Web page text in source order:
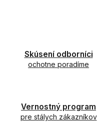
Skúsení odborníci
ochotne poradíme
Vernostný program
pre stálych zákazníkov